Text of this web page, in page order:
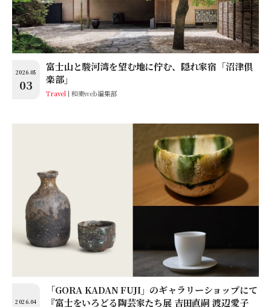
2026.05
03
富士山と駿河湾を望む地に佇む、隠れ家宿「沼津倶
楽部」
Travel 和樂web編集部
2026.04
「GORA KADAN FUJI」のギャラリーショップにて
『富士をいろどる陶芸家たち展 吉田直嗣 渡辺愛子